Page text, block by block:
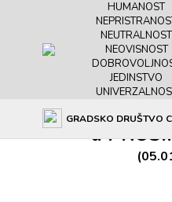
HUMANOST
NEUTRALNOST
NEOVISNOST
JEDINSTVO
GRADSKO DRUŠTVO
Galerija:
u